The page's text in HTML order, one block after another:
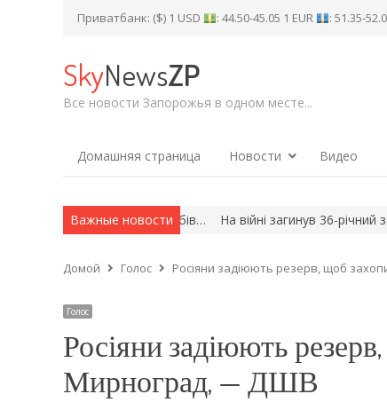
Приватбанк: ($) 1 USD : 44.50-45.05 1 EUR : 51.35-
SkyNewsZP
Все новости Запорожья в одном месте...
Домашняя страница Новости Видео
Важные новости
3,5 тисячі шлюбів… На війні загинув 36-річний
Домой Голос Росіяни задіюють резерв, щоб
Голос
Росіяни задіюють
Мирноград, — ДШВ